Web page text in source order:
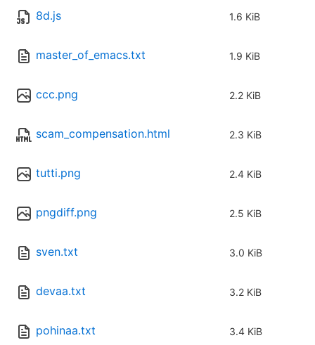
8d.js 1.6 KiB
master_of_emacs.txt 1.9 KiB
ccc.png 2.2 KiB
scam_compensation.html 2.3 KiB
tutti.png 2.4 KiB
pngdiff.png 2.5 KiB
sven.txt 3.0 KiB
devaa.txt 3.2 KiB
pohinaa.txt 3.4 KiB